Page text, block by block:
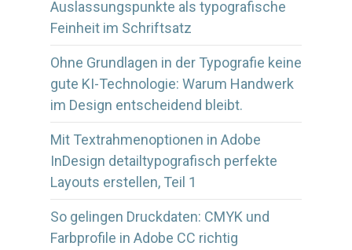
Auslassungspunkte als typografische
Feinheit im Schriftsatz
Ohne Grundlagen in der Typografie keine
gute KI-Technologie: Warum Handwerk
im Design entscheidend bleibt.
Mit Textrahmenoptionen in Adobe
InDesign detailtypografisch perfekte
Layouts erstellen, Teil 1
So gelingen Druckdaten: CMYK und
Farbprofile in Adobe CC richtig